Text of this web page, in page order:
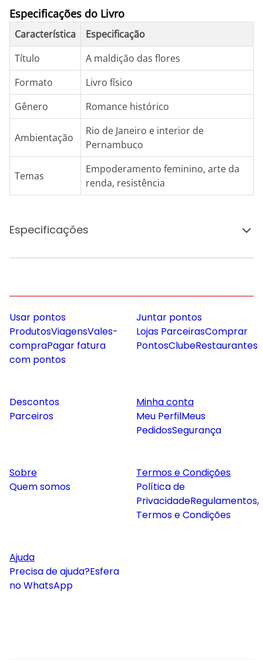
Especificações do Livro
Característica
Especificação
Título
A maldição das flores
Formato
Livro físico
Gênero
Romance histórico
Ambientação
Rio de Janeiro e interior de
Pernambuco
Temas
Empoderamento feminino, arte da
renda, resistência
Especificações
Usar pontos
ProdutosViagensVales-
compraPagar fatura
com pontos
Juntar pontos
Lojas ParceirasComprar
PontosClubeRestaurantes
Descontos
Parceiros
Minha conta
Meu PerfilMeus
PedidosSegurança
Sobre
Quem somos
Termos e Condições
Política de
PrivacidadeRegulamentos,
Termos e Condições
Ajuda
Precisa de ajuda?Esfera
no WhatsApp